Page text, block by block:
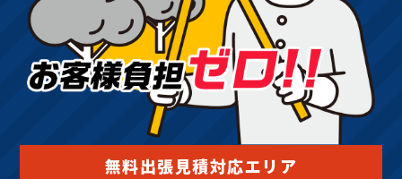
無料出張見積対応エリア